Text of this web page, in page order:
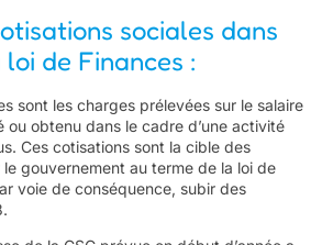
sociales dans
de Finances :
sont les charges prélevées sur le salaire
ou obtenu dans le cadre d’une activité
Ces cotisations sont la cible des
gouvernement au terme de la loi de
voie de conséquence, subir des